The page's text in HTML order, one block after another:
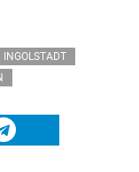
INGOLSTADT